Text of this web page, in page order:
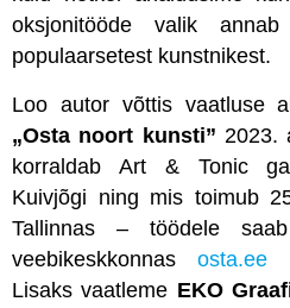
oksjonitööde valik
populaarsetest kunstnikest.
Loo autor võttis vaatluse
„Osta noort kunsti” 2023.
korraldab Art & Tonic
Kuivjõgi ning mis toimub
Tallinnas – töödele
veebikeskkonnas
osta.ee
Lisaks vaatleme EKO